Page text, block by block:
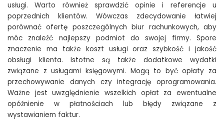
usługi. Warto również sprawdzić opinie i referencje u
poprzednich klientów. Wówczas zdecydowanie łatwiej
porównać ofertę poszczególnych biur rachunkowych, aby
móc znaleźć najlepszy podmiot do swojej firmy. Spore
znaczenie ma także koszt usługi oraz szybkość i jakość
obsługi klienta. Istotne są także dodatkowe wydatki
związane z usługami księgowymi. Mogą to być opłaty za
przechowywanie danych czy integrację oprogramowania.
Ważne jest uwzględnienie wszelkich opłat za ewentualne
opóźnienie w płatnościach lub błędy związane z
wystawianiem faktur.